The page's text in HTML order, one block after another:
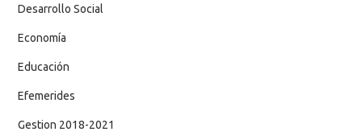
Desarrollo Social
Economía
Educación
Efemerides
Gestion 2018-2021